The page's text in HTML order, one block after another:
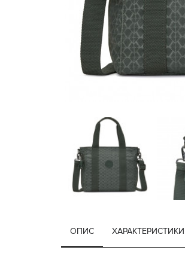
ОПИС ХАРАКТЕРИСТИКИ